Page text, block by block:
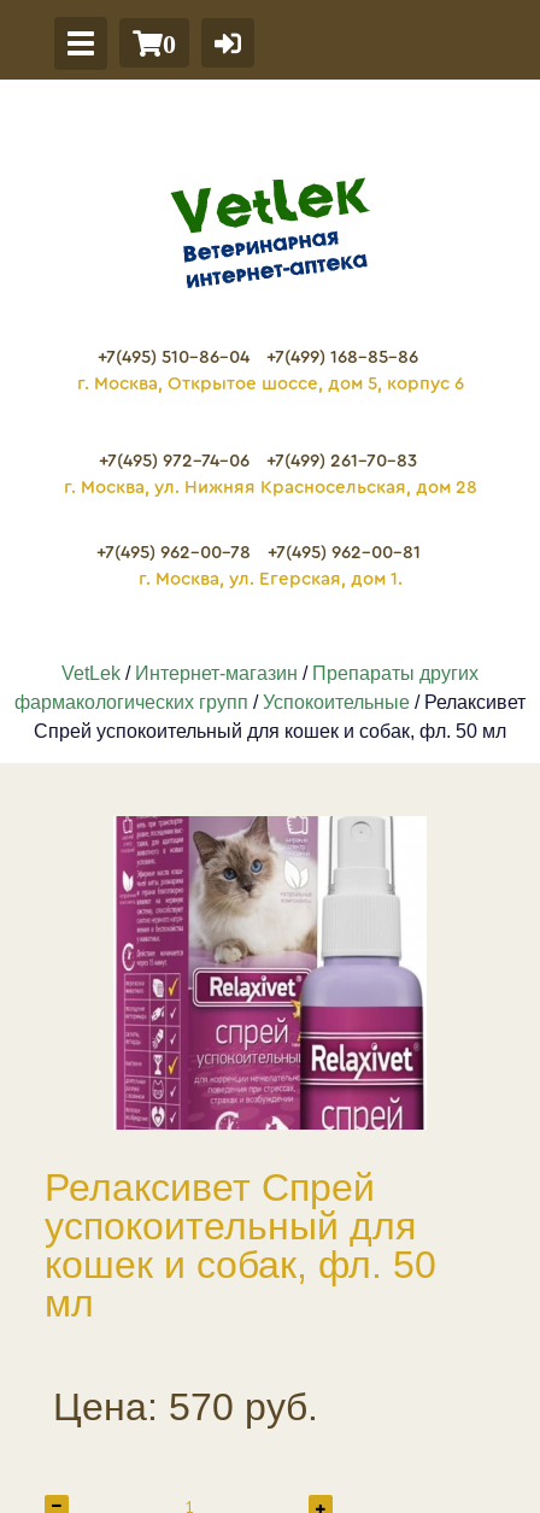
0
+7(495) 510-86-04
+7(499) 168-85-86
г. Москва, Открытое шоссе, дом 5, корпус 6
+7(495) 972-74-06
+7(499) 261-70-83
г. Москва, ул. Нижняя Красносельская, дом 28
+7(495) 962-00-78
+7(495) 962-00-81
г. Москва, ул. Егерская, дом 1.
VetLek / Интернет-магазин / Препараты других
фармакологических групп /Успокоительные / Релаксивет
Спрей успокоительный для кошек и собак, фл. 50 мл
Релаксивет Спрей
успокоительный для
кошек и собак, фл. 50
мл
Цена: 570 руб.